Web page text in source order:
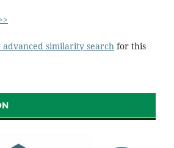
advanced similarity searchfor this